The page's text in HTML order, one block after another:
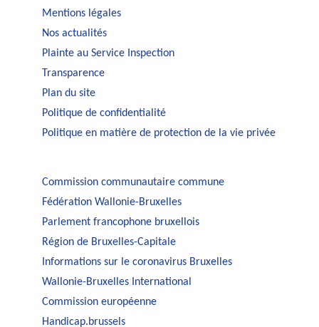
Mentions légales
Nos actualités
Plainte au Service Inspection
Transparence
Plan du site
Politique de confidentialité
Politique en matière de protection de la vie privée
Commission communautaire commune
Fédération Wallonie-Bruxelles
Parlement francophone bruxellois
Région de Bruxelles-Capitale
Informations sur le coronavirus Bruxelles
Wallonie-Bruxelles International
Commission européenne
Handicap.brussels